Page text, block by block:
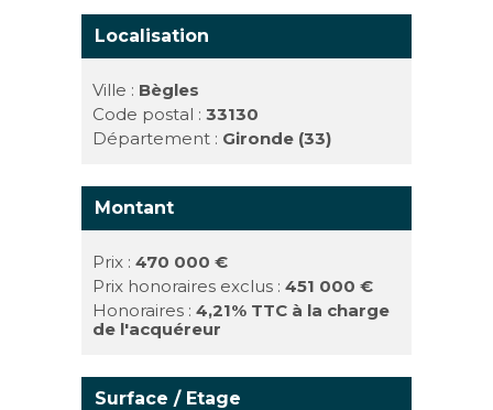
Localisation
Ville : Bègles
Code postal :33130
Département : Gironde (33)
Montant
Prix :470 000 €
Prix honoraires exclus :451 000 €
Honoraires :4,21% TTC à la charge
de l'acquéreur
Surface / Etage